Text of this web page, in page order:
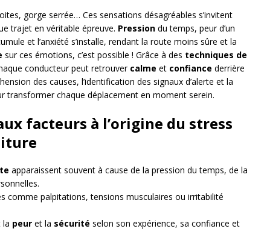
gorge serrée… Ces sensations désagréables s’invitent
trajet en véritable épreuve. Pression du temps, peur d’un
et l’anxiété s’installe, rendant la route moins sûre et la
sur ces émotions, c’est possible ! Grâce à des techniques de
conducteur peut retrouver calme et confiance derrière
des causes, l’identification des signaux d’alerte et la
transformer chaque déplacement en moment serein.
facteurs à l’origine du stress
apparaissent souvent à cause de la pression du temps, de la
comme palpitations, tensions musculaires ou irritabilité
la peur et la sécurité selon son expérience, sa confiance et